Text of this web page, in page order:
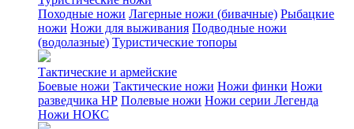
Походные ножи Лагерные ножи (бивачные) Рыбацкие
ножи Ножи для выживания Подводные ножи
(водолазные) Туристические топоры
Тактические и армейские
Боевые ножи Тактические ножи Ножи финки Ножи
разведчика НР Полевые ножи Ножи серии Легенда
Ножи НОКС